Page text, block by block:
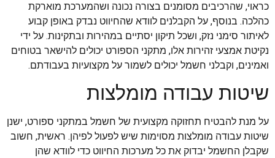
כראוי, שהרכיבים מסומנים בצורה נכונה ושהמערכת מוארקת
כהלכה. בנוסף, על הקבלנים לוודא שהחיווט נבדק באופן קבוע
לאיתור סימני נזק, ושכל תיקון יסתיים במהירות ובתקינות. על ידי
נקיטת אמצעי זהירות אלו, מתקני הספורט יכולים להישאר בטוחים
ואמינים, וקבלני חשמל יכולים לשמור על מקצועיות בעבודתם.
שיטות עבודה מומלצות
על מנת להבטיח תחזוקה מקצועית של חשמל במתקני ספורט, ישנן
שיטות עבודה מומלצות מסוימות שיש לפעול לפיהן. ראשית, חשוב
שקבלן החשמל יבדוק את כל מערכות החיווט כדי לוודא שהן